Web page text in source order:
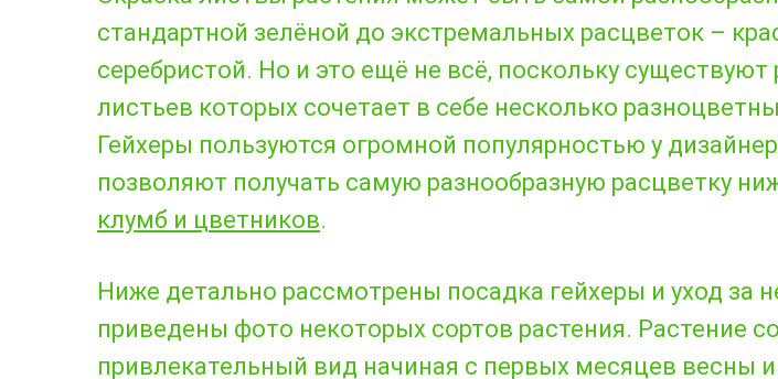
стандартной зелёной до экстремальных расцветок –
серебристой. Но и это ещё не всё, поскольку существуют
листьев которых сочетает в себе несколько
Гейхеры пользуются огромной популярностью у
позволяют получать самую разнообразную расцветку
клумб и цветников.
Ниже детально рассмотрены посадка гейхеры и уход за
приведены фото некоторых сортов растения. Растение
привлекательный вид начиная с первых месяцев весны и